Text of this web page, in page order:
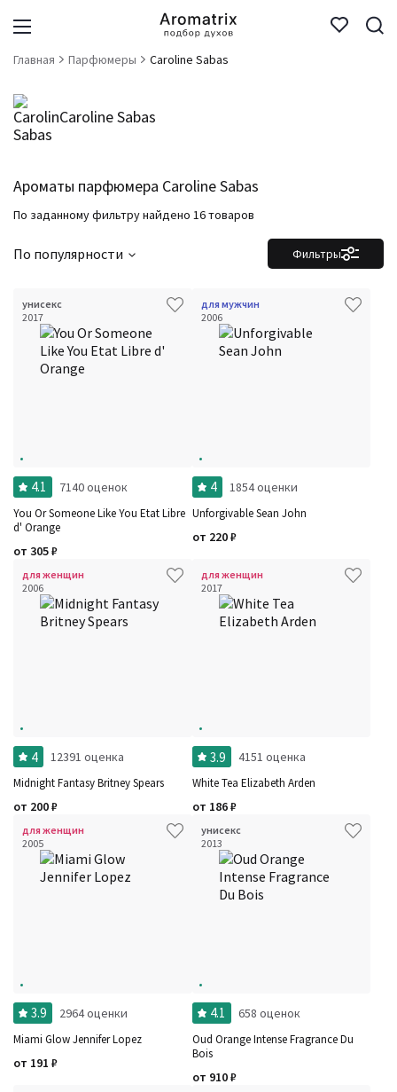
Главная Парфюмеры Caroline Sabas
Caroline Sabas
Ароматы парфюмера Caroline Sabas
По заданному фильтру найдено 16 товаров
Фильтры
По популярности
унисекс
2017
4.1 7140 оценок
You Or Someone Like You Etat Libre
d' Orange
от 305₽
для мужчин
2006
4 1854 оценки
Unforgivable Sean John
от 220₽
для женщин
2006
4 12391 оценка
Midnight Fantasy Britney Spears
от 200₽
для женщин
2017
3.9 4151 оценка
White Tea Elizabeth Arden
от 186₽
для женщин
2005
3.9 2964 оценки
Miami Glow Jennifer Lopez
от 191 ₽
унисекс
2013
4.1 658 оценок
Oud Orange Intense Fragrance Du
Bois
от 910₽